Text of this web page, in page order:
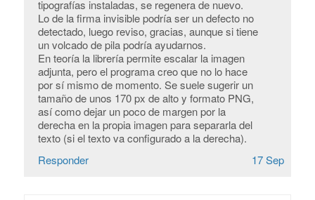
tipografías instaladas, se regenera de nuevo.
Lo de la firma invisible podría ser un defecto no
detectado, luego reviso, gracias, aunque si tiene
un volcado de pila podría ayudarnos.
En teoría la librería permite escalar la imagen
adjunta, pero el programa creo que no lo hace
por sí mismo de momento. Se suele sugerir un
tamaño de unos 170 px de alto y formato PNG,
así como dejar un poco de margen por la
derecha en la propia imagen para separarla del
texto (si el texto va configurado a la derecha).
17 Sep
Responder